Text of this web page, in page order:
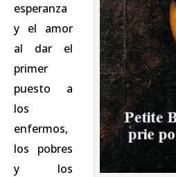
esperanza
y el amor
al dar el
primer
puesto a
los
enfermos,
los pobres
y los